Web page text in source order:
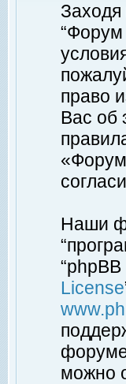
“Форум
право
Вас об
Наши
License
можно